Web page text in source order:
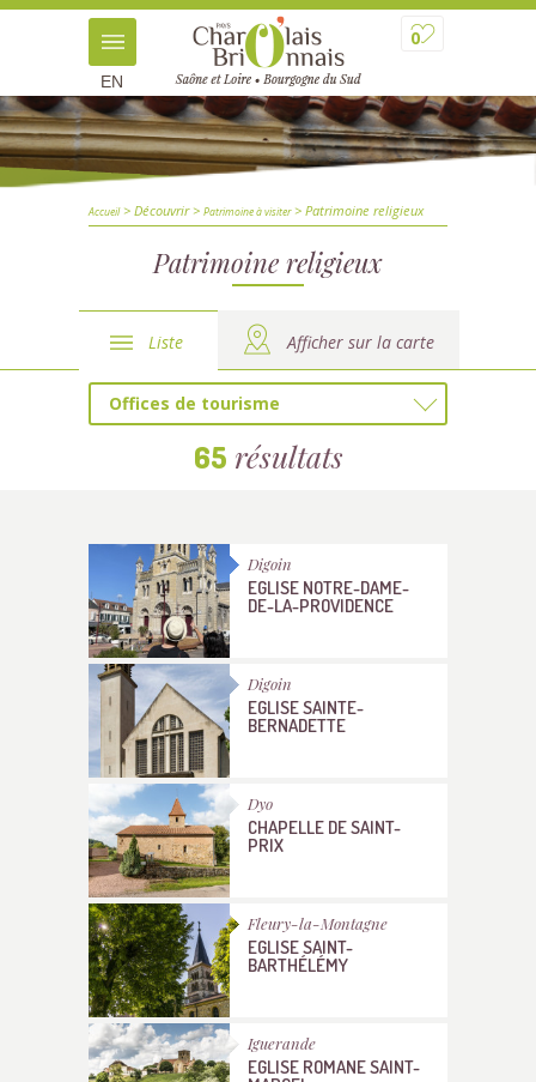
0
EN
Accueil> Découvrir> Patrimoine à visiter> Patrimoine religieux
Patrimoine religieux
Liste Afficher sur la carte
Offices de tourisme
65 résultats
Digoin
EGLISE NOTRE-DAME-
DE-LA-PROVIDENCE
Digoin
EGLISE SAINTE-
BERNADETTE
Dyo
CHAPELLE DE SAINT-
PRIX
Fleury-la-Montagne
EGLISE SAINT-
BARTHÉLÉMY
Iguerande
EGLISE ROMANE SAINT-